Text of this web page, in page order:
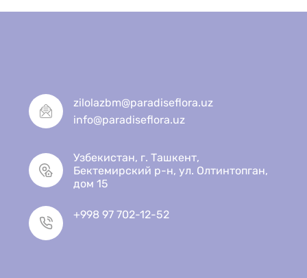
zilolazbm@paradiseflora.uz
info@paradiseflora.uz
Узбекистан, г. Ташкент,
Бектемирский р-н, ул. Олтинтопган,
дом 15
+998 97 702-12-52